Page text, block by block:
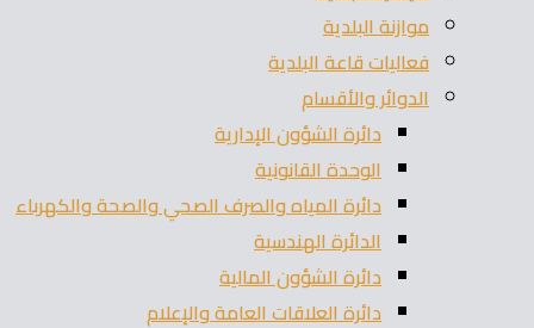
موازنة البلدية
فعاليات قاعة البلدية
الدوائر والأقسام
دائرة الشؤون الإدارية
الوحدة القانونية
دائرة المياه والصرف الصحي والصحة والكهرباء
الدائرة الهندسية
دائرة الشؤون المالية
دائرة العلاقات العامة والإعلام